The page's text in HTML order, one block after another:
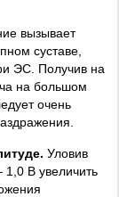
вызывает
суставе,
ЭС. Получив на
на большом
очень
Уловив
В увеличить